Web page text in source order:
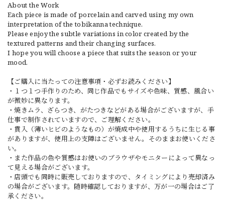
About the Work
Each piece is made of porcelain and carved using my own
interpretation of the tobikanna technique.
Please enjoy the subtle variations in color created by the
textured patterns and their changing surfaces.
I hope you will choose a piece that suits the season or your
mood.
【ご購入に当たっての注意事項・必ずお読みください】
・１つ１つ手作りのため、同じ作品でもサイズや色味、質感、風合い
が微妙に異なります。
・焼きムラ、ざらつき、がたつきなどがある場合がございますが、手
仕事で制作されていますので、ご理解ください。
・貫入（薄いヒビのようなもの）が焼成中や使用するうちに生じる事
がありますが、使用上の支障はございません。そのままお使いくださ
い。
・また作品の色や質感はお使いのブラウザやモニターによって異なっ
て見える場合がございます。
・店頭でも同時に販売しておりますので、タイミングにより売却済み
の場合がございます。随時確認しておりますが、万が一の場合はご了
承ください。